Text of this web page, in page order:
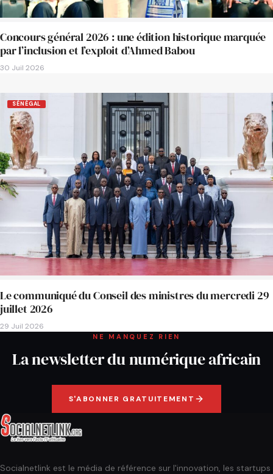
Concours général 2026 : une édition historique marquée
par l’inclusion et l’exploit d’Ahmed Babou
30 Juil 2026
SÉNÉGAL
Le communiqué du Conseil des ministres du mercredi 29
juillet 2026
29 Juil 2026
NE MANQUEZ RIEN
La newsletter du numérique africain
S'ABONNER GRATUITEMENT
Socialnetlink est le média de référence sur l'innovation, les startups